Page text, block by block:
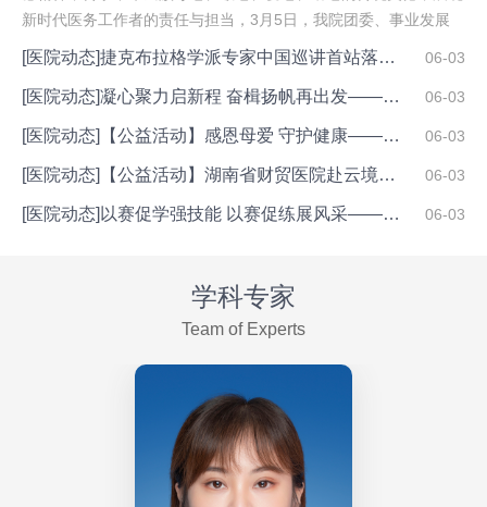
新时代医务工作者的责任与担当，3月5日，我院团委、事业发展
部、临床医务人员与青年志愿者组成爱心服务队，走进养老院，组
织了一场以“医心向...
[医院动态]捷克布拉格学派专家中国巡讲首站落地长沙 湖南省财贸医院成功举办国际康复技术培训班 06-03
[医院动态]凝心聚力启新程 奋楫扬帆再出发——湖南省财贸医院举行2026年“5·12”国际护士节表彰大会 06-03
[医院动态] 【公益活动】感恩母爱 守护健康——湖南省财贸医院赴雷锋街道开展母亲节健康义诊 06-03
[医院动态] 【公益活动】湖南省财贸医院赴云境幼儿园开展“幼儿七步洗手法”健康宣教活动 06-03
[医院动态] 以赛促学强技能 以赛促练展风采——我院成功举办2026年度护理职业技能竞赛 06-03
学科专家
Team of Experts